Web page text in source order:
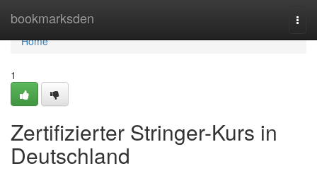
bookmarksden
Home
Home
1
Zertifizierter Stringer-Kurs in
Deutschland